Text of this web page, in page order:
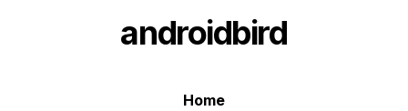
androidbird
Home